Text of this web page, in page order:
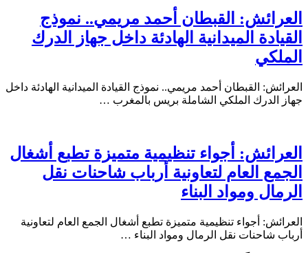
العرائش: القبطان أحمد مريمي.. نموذج
القيادة الميدانية الهادئة داخل جهاز الدرك
الملكي
العرائش: القبطان أحمد مريمي.. نموذج القيادة الميدانية الهادئة داخل
جهاز الدرك الملكي الشاملة بريس بالمغرب …
العرائش: أجواء تنظيمية متميزة تطبع أشغال
الجمع العام لتعاونية أرباب شاحنات نقل
الرمال ومواد البناء
العرائش: أجواء تنظيمية متميزة تطبع أشغال الجمع العام لتعاونية
أرباب شاحنات نقل الرمال ومواد البناء …